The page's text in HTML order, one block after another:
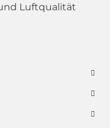
Luftqualität